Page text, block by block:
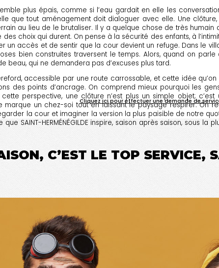
plus épais, comme si l’eau gardait en elle les
que tout aménagement doit dialoguer avec elle. Une
au lieu de le brutaliser. Il y a quelque chose de très
choix qui durent. On pense à la sécurité des enfants, à
un accès et de sentir que la cour devient un refuge. Dans le
bien construites traversent le temps. Alors, quand on
beau, qui ne demandera pas d’excuses plus tard.
accessible par une route carrossable, et cette idée
des points d’ancrage. On comprend mieux pourquoi les gens
perspective, une clôture n’est plus un simple objet;
marque un chez-soi tout en laissant le paysage respirer. On
la cour et imaginer la version la plus paisible de notre
que SAINT-HERMÉNÉGILDE inspire, saison après saison, sous
C’EST LE TOP SERVICE,
Cliquez ici pour effectuer une demande de